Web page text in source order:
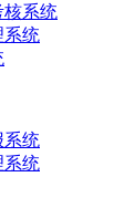
核系统
系统
系统
系统